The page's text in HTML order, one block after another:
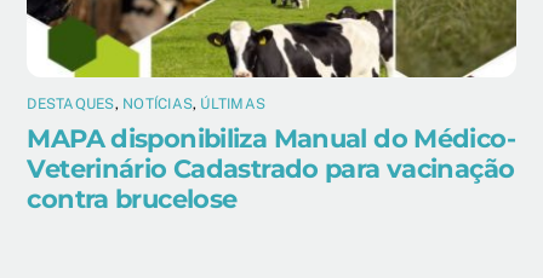
DESTAQUES, NOTÍCIAS, ÚLTIMAS
MAPA disponibiliza Manual do Médico-
Veterinário Cadastrado para vacinação
contra brucelose